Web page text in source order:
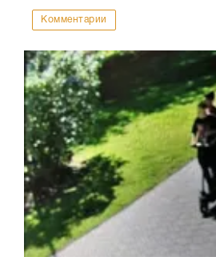
Комментарии